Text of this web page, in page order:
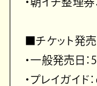
■チケット発
・一般発売日：
・プレイガイド